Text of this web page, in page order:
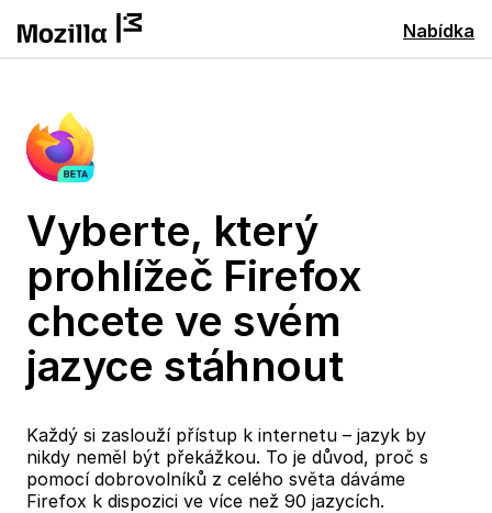
Nabídka
Vyberte, který
prohlížeč Firefox
chcete ve svém
jazyce stáhnout
Každý si zaslouží přístup k internetu – jazyk by
nikdy neměl být překážkou. To je důvod, proč s
pomocí dobrovolníků z celého světa dáváme
Firefox k dispozici ve více než 90 jazycích.